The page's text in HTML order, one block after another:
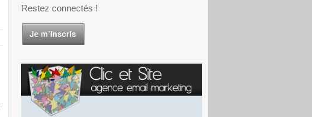
Restez connectés !